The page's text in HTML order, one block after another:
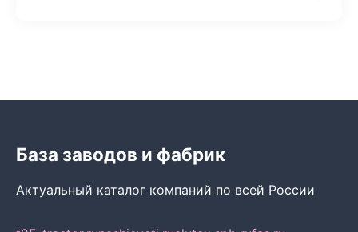
База заводов и фабрик
Актуальный каталог компаний по всей России